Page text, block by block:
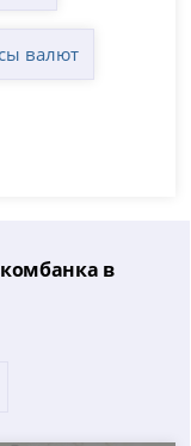
валют
в